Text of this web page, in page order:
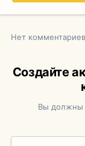
Нет
Создайте
Вы должны